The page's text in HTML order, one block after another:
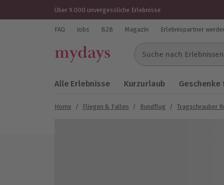
Über 9.000 unvergessliche Erlebnisse
FAQ Jobs B2B Magazin Erlebnispartner
Suche nach Erlebnissen...
Alle Erlebnisse Kurzurlaub Geschenke
Home / Fliegen & Fallen / Rundflug / Tragschrauber